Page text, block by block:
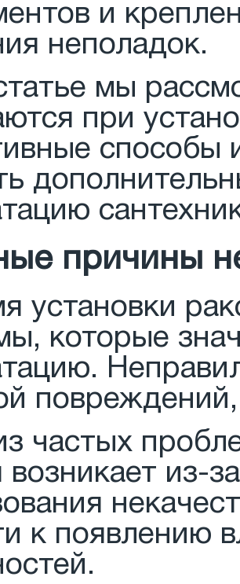
и
неполадок.
мы
при
способы
причины
установки
которые
частых
возникает из-
к появлению